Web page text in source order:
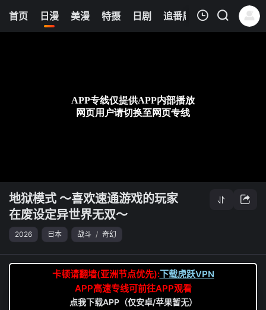
首页 日漫 美漫 特摄 日剧 追番周表 今日更新
0
清空
地狱模式 ～喜欢速通游戏的玩家
在废设定异世界无双～
2026 日本 战斗 / 奇幻
卡顿请翻墙(亚洲节点优先):下载虎跃VPN
APP高速专线可前往APP观看
点我下载APP（仅安卓/苹果暂无）